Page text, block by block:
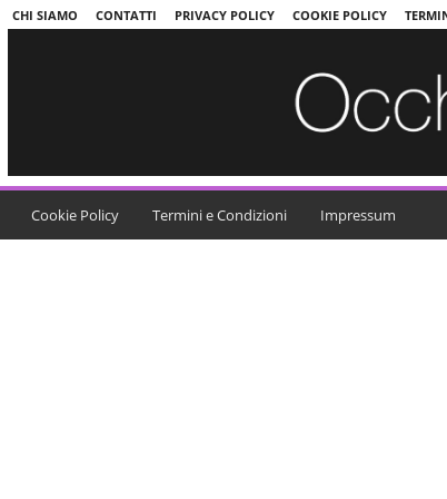
CHI SIAMO CONTATTI PRIVACY POLICY COOKIE POLICY
Cookie Policy Termini e Condizioni Impressum